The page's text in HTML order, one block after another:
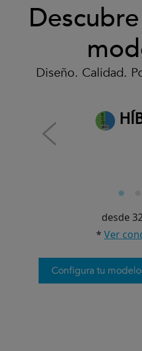
Diseño. Calidad.
desde
* Ver
Configura tu modelo